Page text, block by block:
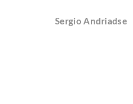
Sergio Andriadse